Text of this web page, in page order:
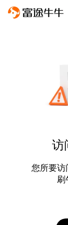
访
您所要访
刷